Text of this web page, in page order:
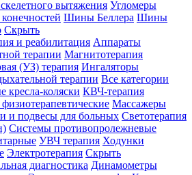
вытяжения Угломеры
Шины Беллера Шины
Скрыть
и реабилитация Аппараты
терапии Магнитотерапия
(УЗ) терапия Ингаляторы
терапии Все категории
кресла-коляски КВЧ-терапия
Массажеры
и подвесы для больных Светотерапия
Системы противопролежневые
УВЧ терапия Ходунки
Электротерапия Скрыть
диагностика Динамометры